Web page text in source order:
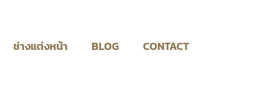
ช่างแต่งหน้า BLOG CONTACT